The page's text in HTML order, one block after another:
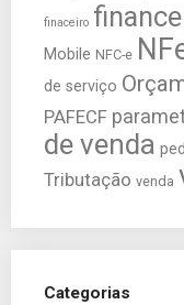
finaceiro
Mobile NFC-e
de serviço
PAFECF
de venda
Tributação venda
Categorias